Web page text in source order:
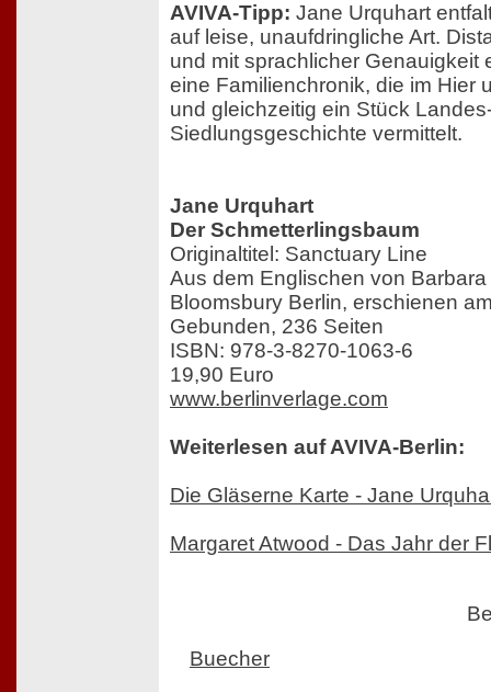
AVIVA-Tipp: Jane Urquhart
auf leise, unaufdringliche Art.
und mit sprachlicher Genauigkeit
eine Familienchronik, die im Hier
und gleichzeitig ein Stück
Siedlungsgeschichte vermittelt.
Jane Urquhart
Der Schmetterlingsbaum
Originaltitel: Sanctuary Line
Aus dem Englischen von
Bloomsbury Berlin, erschienen
Gebunden, 236 Seiten
ISBN: 978-3-8270-1063-6
19,90 Euro
www.berlinverlage.com
Weiterlesen auf AVIVA-Berlin:
Die Gläserne Karte - Jane
Margaret Atwood - Das Jahr der
Buecher